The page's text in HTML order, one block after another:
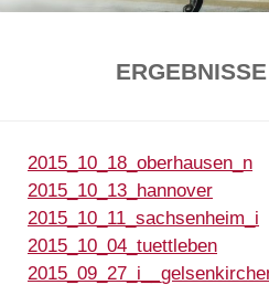
2015_10_18_oberhausen_n
2015_10_13_hannover
2015_10_11_sachsenheim_i
2015_10_04_tuettleben